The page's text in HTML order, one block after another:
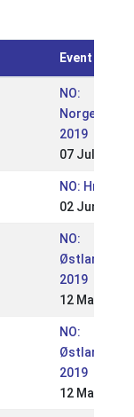
Event
NO:
2019
07 Jul 2019
NO:
02 Jun 2019
NO:
2019
12 May 2019
NO:
2019
12 May 2019